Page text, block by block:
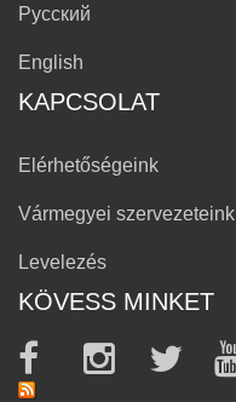
Русский
English
KAPCSOLAT
Elérhetőségeink
Vármegyei szervezeteink
Levelezés
KÖVESS MINKET